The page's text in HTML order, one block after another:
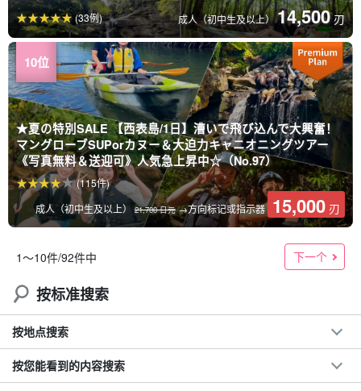
成人（初中生及以上）14,500 刃
(33例)
★夏の特別SALE 【西表島/1日】漕いで飛び込んで大興奮！
マングローブSUPorカヌー＆大迫力キャニオニングツアー
《写真無料＆送迎可》人気急上昇中☆（No.97）
成人（初中生及以上）21,700 日元→方向标记或指示器 15,000 刃
(115件)
1〜10件/92件中 下一个
按标准搜索
按地点搜索
按您能看到的内容搜索